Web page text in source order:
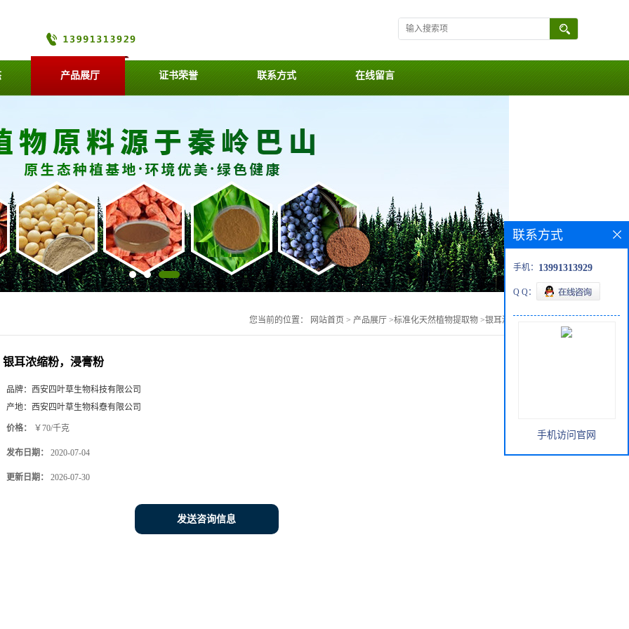
产品展厅 证书荣誉 联系方式 在线留言
您当前的位置： 网站首页 > 产品展厅 >标准化天然植物提取物 >银耳浓缩粉，浸膏粉
银耳浓缩粉，浸膏粉
品牌： 西安四叶草生物科技有限公司
产地： 西安四叶草生物科憃有限公司
价格： ￥70/千克
发布日期： 2020-07-04
更新日期： 2026-07-30
发送咨询信息
联系方式
手机： 13991313929
Q Q：
手机访问官网